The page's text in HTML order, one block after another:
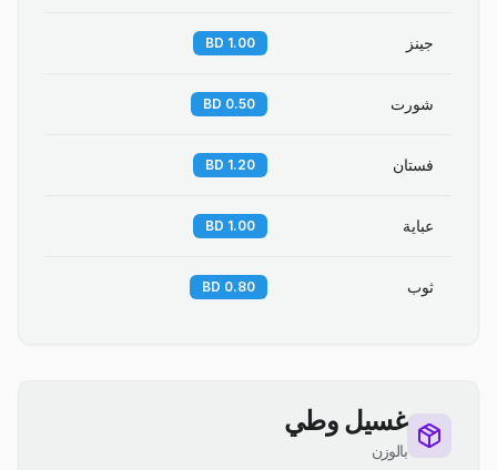
جينز 1.00 BD
شورت 0.50 BD
فستان 1.20 BD
عباية 1.00 BD
ثوب 0.80 BD
غسيل وطي
بالوزن